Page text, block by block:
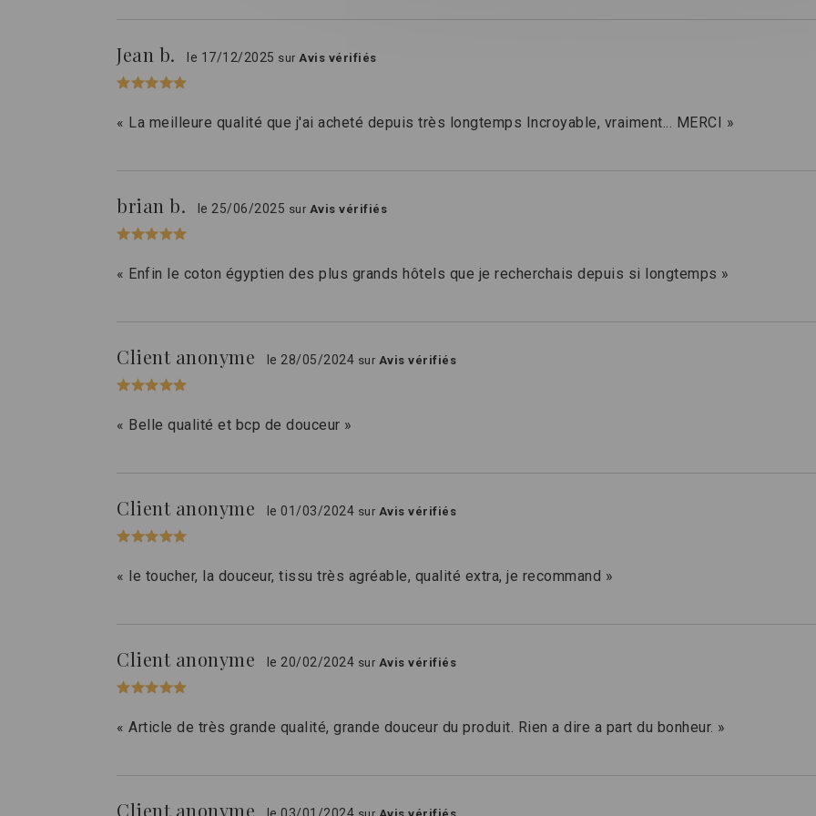
Jean b. le 17/12/2025 sur Avis vérifiés
« La meilleure qualité que j'ai acheté depuis très longtemps Incroyable, vraiment... MERCI »
brian b. le 25/06/2025 sur Avis vérifiés
« Enfin le coton égyptien des plus grands hôtels que je recherchais depuis si longtemps »
Client anonyme le 28/05/2024 sur Avis vérifiés
« Belle qualité et bcp de douceur »
Client anonyme le 01/03/2024 sur Avis vérifiés
« le toucher, la douceur, tissu très agréable, qualité extra, je recommand »
Client anonyme le 20/02/2024 sur Avis vérifiés
« Article de très grande qualité, grande douceur du produit. Rien a dire a part du bonheur. »
Client anonyme